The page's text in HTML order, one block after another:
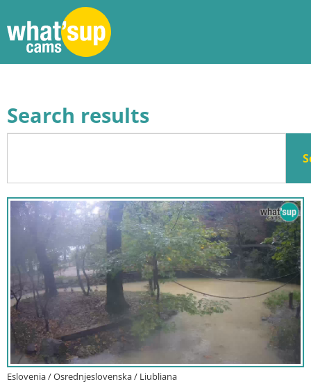
Search results
Eslovenia / Osrednjeslovenska / Liubliana